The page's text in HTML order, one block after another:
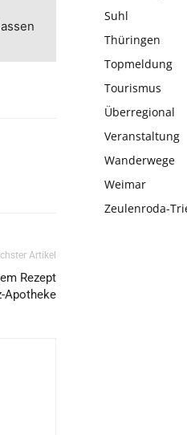
Artikel
Rezept
Apotheke
Suhl
Thüringen
Topmeldung
Tourismus
Überregional
Veranstaltung
Wanderwege
Weimar
Zeulenroda-